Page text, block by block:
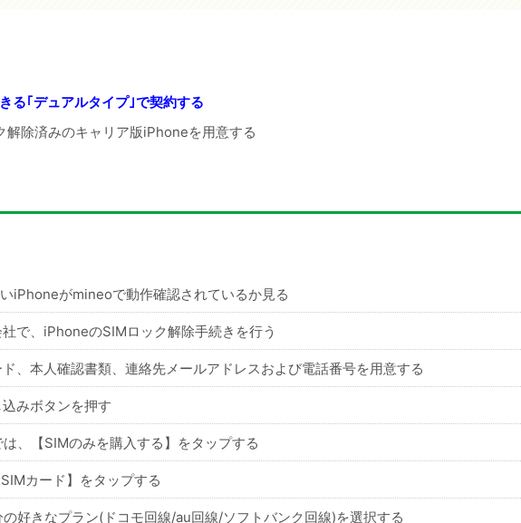
る｢デュアルタイプ｣で契約する
除済みのキャリア版iPhoneを用意する
iPhoneがmineoで動作確認されているか見る
で、iPhoneのSIMロック解除手続きを行う
、本人確認書類、連絡先メールアドレスおよび電話番号を用意する
みボタンを押す
、【SIMのみを購入する】をタップする
カード】をタップする
好きなプラン(ドコモ回線/au回線/ソフトバンク回線)を選択する